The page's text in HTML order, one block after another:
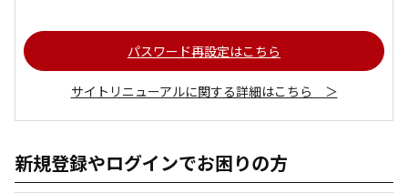
パスワード再設定はこちら
サイトリニューアルに関する詳細はこちら ＞
新規登録やログインでお困りの方